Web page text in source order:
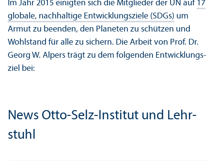
Im Jahr 2015 einigten sich die Mitglieder der UN auf 17
globale, nachhaltige Entwicklungs­ziele (SDGs) um
Armut zu beenden, den Planeten zu schützen und
Wohlstand für alle zu sichern. Die Arbeit von Prof. Dr.
Georg W. Alpers trägt zu dem folgenden Entwicklungs­
ziel bei:
News Otto-Selz-Institut und Lehr­
stuhl